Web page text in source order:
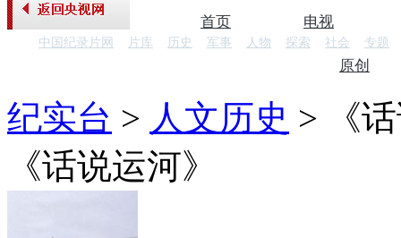
首页 电视
中国纪录片网 片库 历史 军事 人物 探索 社会 专题
原创
纪实台 > 人文历史 >
《
《话说运河》